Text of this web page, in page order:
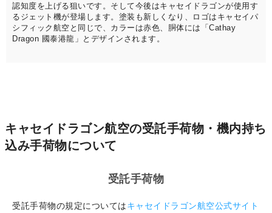
認知度を上げる狙いです。そして今後はキャセイドラゴンが使用す
るジェット機が登場します。塗装も新しくなり、ロゴはキャセイパ
シフィック航空と同じで、カラーは赤色、胴体には「Cathay
Dragon 國泰港龍」とデザインされます。
キャセイドラゴン航空の受託手荷物・機内持ち
込み手荷物について
受託手荷物
受託手荷物の規定についてはキャセイドラゴン航空公式サイト